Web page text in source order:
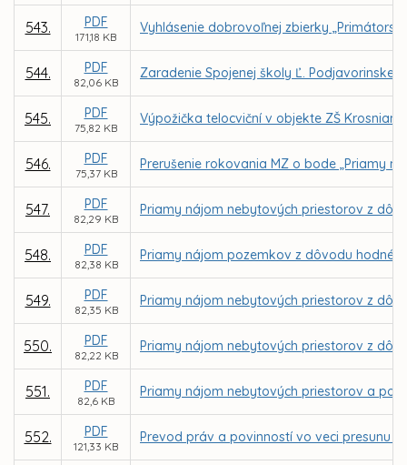
543. PDF
171,18 KB
Vyhlásenie dobrovoľnej zbierky
544. PDF
82,06 KB
Zaradenie Spojenej školy Ľ. Podjavorinskej
545. PDF
75,82 KB
Výpožička telocviční v objekte ZŠ
546. PDF
75,37 KB
Prerušenie rokovania MZ o bode „Priamy
547. PDF
82,29 KB
Priamy nájom nebytových priestorov z
548. PDF
82,38 KB
Priamy nájom pozemkov z dôvodu
549. PDF
82,35 KB
Priamy nájom nebytových priestorov z
550. PDF
82,22 KB
Priamy nájom nebytových priestorov z
551. PDF
82,6 KB
Priamy nájom nebytových priestorov a
552. PDF
121,33 KB
Prevod práv a povinností vo veci presunu